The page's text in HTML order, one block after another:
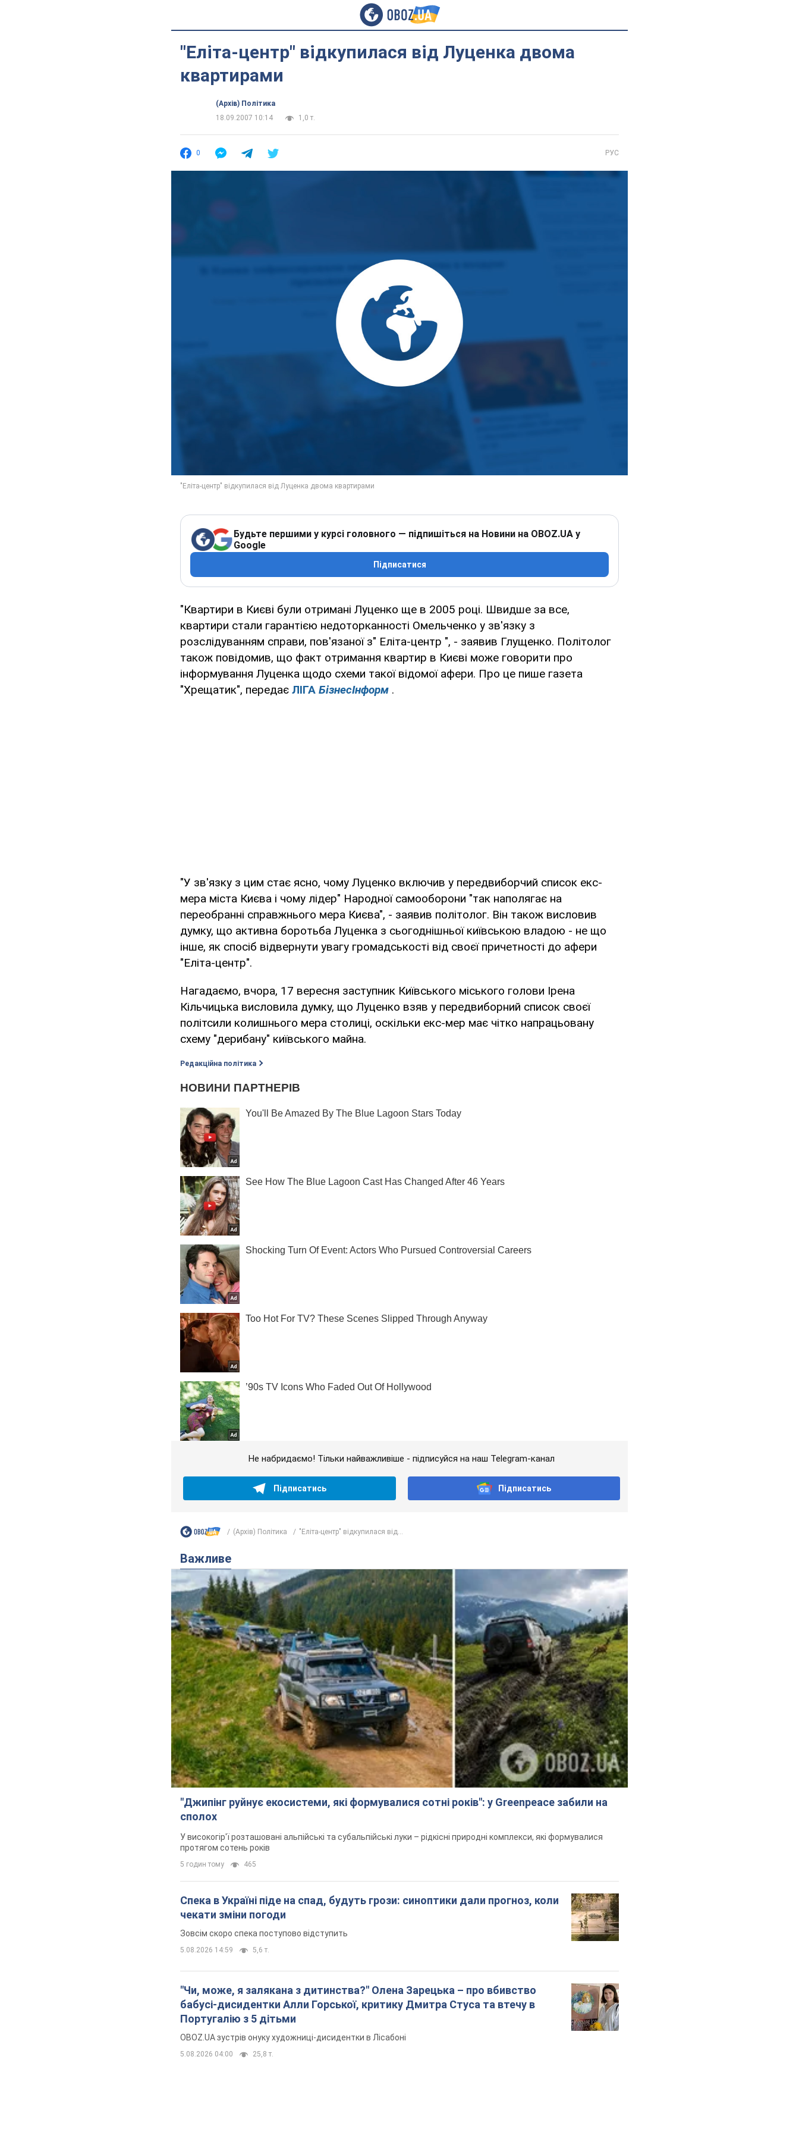
"Еліта-центр" відкупилася від Луценка двома
квартирами
(Архів) Політика
18.09.2007 10:14
1,0 т.
0 РУС
Будьте першими у курсі головного — підпишіться на Новини на OBOZ.UA у
Google
Підписатися
"Квартири в Києві були отримані Луценко ще в 2005 році. Швидше за все,
квартири стали гарантією недоторканності Омельченко у зв'язку з
розслідуванням справи, пов'язаної з" Еліта-центр ", - заявив Глущенко. Політолог
також повідомив, що факт отримання квартир в Києві може говорити про
інформування Луценка щодо схеми такої відомої афери. Про це пише газета
"Хрещатик", передає ЛIГА БiзнесIнформ .
"У зв'язку з цим стає ясно, чому Луценко включив у передвиборчий список екс-
мера міста Києва і чому лідер" Народної самооборони "так наполягає на
переобранні справжнього мера Києва", - заявив політолог. Він також висловив
думку, що активна боротьба Луценка з сьогоднішньої київською владою - не що
інше, як спосіб відвернути увагу громадськості від своєї причетності до афери
"Еліта-центр".
Нагадаємо, вчора, 17 вересня заступник Київського міського голови Ірена
Кільчицька висловила думку, що Луценко взяв у передвиборний список своєї
політсили колишнього мера столиці, оскільки екс-мер має чітко напрацьовану
схему "дерибану" київського майна.
Редакційна політика
Не набридаємо! Тільки найважливіше - підписуйся на наш Telegram-канал
Підписатись Підписатись
(Архів) Політика "Еліта-центр" відкупилася від...
Важливе
"Джипінг руйнує екосистеми, які формувалися сотні років": у Greenpeace забили на
сполох
У високогір'ї розташовані альпійські та субальпійські луки – рідкісні природні комплекси, які формувалися
протягом сотень років
5 годин тому 465
Спека в Україні піде на спад, будуть грози: синоптики дали прогноз, коли
чекати зміни погоди
Зовсім скоро спека поступово відступить
5.08.2026 14:59 5,6 т.
"Чи, може, я залякана з дитинства?" Олена Зарецька – про вбивство
бабусі-дисидентки Алли Горської, критику Дмитра Стуса та втечу в
Португалію з 5 дітьми
OBOZ.UA зустрів онуку художниці-дисидентки в Лісабоні
5.08.2026 04:00 25,8 т.